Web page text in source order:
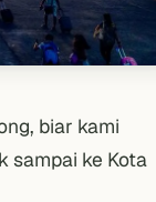
biar kami
sampai ke Kota